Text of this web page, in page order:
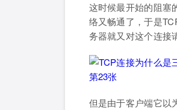
这时候最开始的阻塞
络又畅通了，于是
务器就又对这个连接
但是由于客户端它以